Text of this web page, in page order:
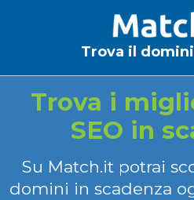
Trova il
Trova i
SEO in
Su Match.it potrai
domini in scadenza